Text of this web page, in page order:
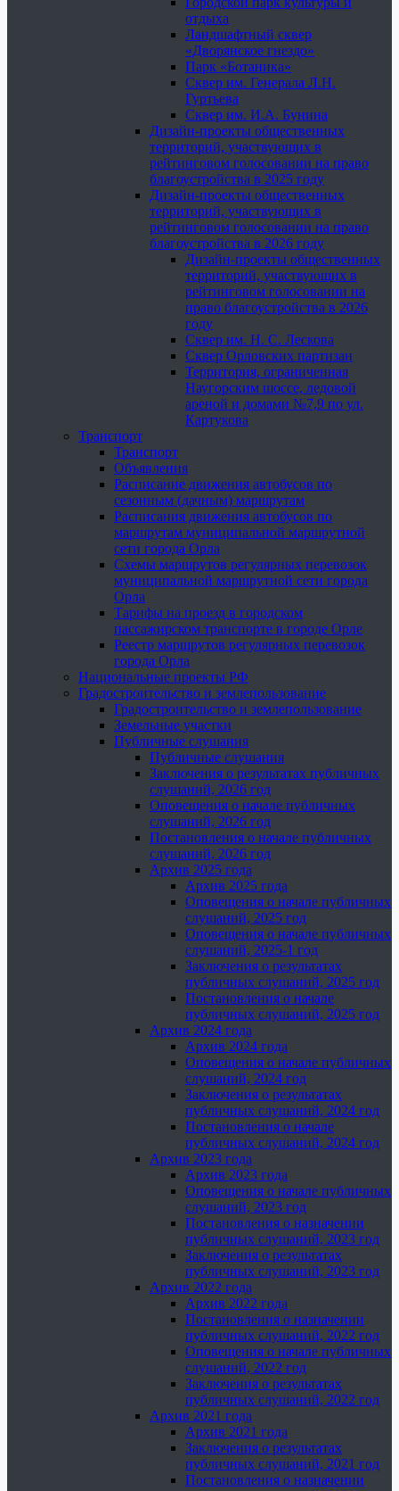
отдыха
Ландшафтный сквер
«Дворянское гнездо»
Парк «Ботаника»
Сквер им. Генерала Л.Н.
Гуртьева
Сквер им. И.А. Бунина
Дизайн-проекты общественных
территорий, участвующих в
рейтинговом голосовании на право
благоустройства в 2025 году
Дизайн-проекты общественных
территорий, участвующих в
рейтинговом голосовании на право
благоустройства в 2026 году
Дизайн-проекты общественных
территорий, участвующих в
рейтинговом голосовании на
право благоустройства в 2026
году
Сквер им. Н. С. Лескова
Сквер Орловских партизан
Территория, ограниченная
Наугорским шоссе, ледовой
ареной и домами №7,9 по ул.
Картукова
Транспорт
Транспорт
Объявления
Расписание движения автобусов по
сезонным (дачным) маршрутам
Расписания движения автобусов по
маршрутам муниципальной маршрутной
сети города Орла
Схемы маршрутов регулярных перевозок
муниципальной маршрутной сети города
Орла
Тарифы на проезд в городском
пассажирском транспорте в городе Орле
Реестр маршрутов регулярных перевозок
города Орла
Национальные проекты РФ
Градостроительство и землепользование
Градостроительство и землепользование
Земельные участки
Публичные слушания
Публичные слушания
Заключения о результатах публичных
слушаний, 2026 год
Оповещения о начале публичных
слушаний, 2026 год
Постановления о начале публичных
слушаний, 2026 год
Архив 2025 года
Архив 2025 года
Оповещения о начале публичных
слушаний, 2025 год
Оповещения о начале публичных
слушаний, 2025-1 год
Заключения о результатах
публичных слушаний, 2025 год
Постановления о начале
публичных слушаний, 2025 год
Архив 2024 года
Архив 2024 года
Оповещения о начале публичных
слушаний, 2024 год
Заключения о результатах
публичных слушаний, 2024 год
Постановления о начале
публичных слушаний, 2024 год
Архив 2023 года
Архив 2023 года
Оповещения о начале публичных
слушаний, 2023 год
Постановления о назначении
публичных слушаний, 2023 год
Заключения о результатах
публичных слушаний, 2023 год
Архив 2022 года
Архив 2022 года
Постановления о назначении
публичных слушаний, 2022 год
Оповещения о начале публичных
слушаний, 2022 год
Заключения о результатах
публичных слушаний, 2022 год
Архив 2021 года
Архив 2021 года
Заключения о результатах
публичных слушаний, 2021 год
Постановления о назначении